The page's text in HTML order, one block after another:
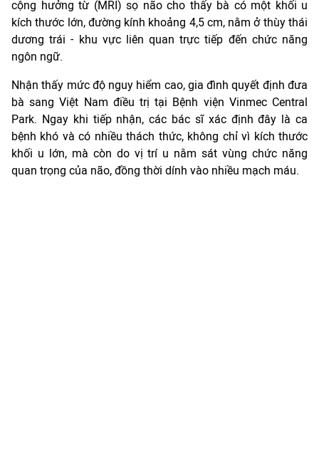
cộng hưởng từ (MRI) sọ não cho thấy bà có một khối u
kích thước lớn, đường kính khoảng 4,5 cm, nằm ở thùy thái
dương trái - khu vực liên quan trực tiếp đến chức năng
ngôn ngữ.
Nhận thấy mức độ nguy hiểm cao, gia đình quyết định đưa
bà sang Việt Nam điều trị tại Bệnh viện Vinmec Central
Park. Ngay khi tiếp nhận, các bác sĩ xác định đây là ca
bệnh khó và có nhiều thách thức, không chỉ vì kích thước
khối u lớn, mà còn do vị trí u nằm sát vùng chức năng
quan trọng của não, đồng thời dính vào nhiều mạch máu.